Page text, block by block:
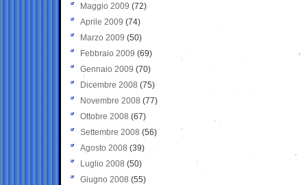
Maggio 2009 (72)
Aprile 2009 (74)
Marzo 2009 (50)
Febbraio 2009 (69)
Gennaio 2009 (70)
Dicembre 2008 (75)
Novembre 2008 (77)
Ottobre 2008 (67)
Settembre 2008 (56)
Agosto 2008 (39)
Luglio 2008 (50)
Giugno 2008 (55)